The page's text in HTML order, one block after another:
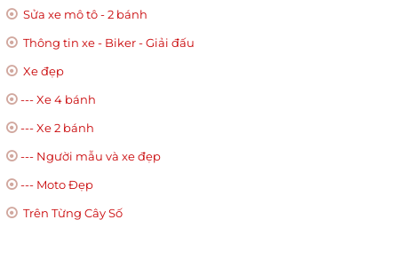
Sửa xe mô tô - 2 bánh
Thông tin xe - Biker - Giải đấu
Xe đẹp
--- Xe 4 bánh
--- Xe 2 bánh
--- Người mẫu và xe đẹp
--- Moto Đẹp
Trên Từng Cây Số